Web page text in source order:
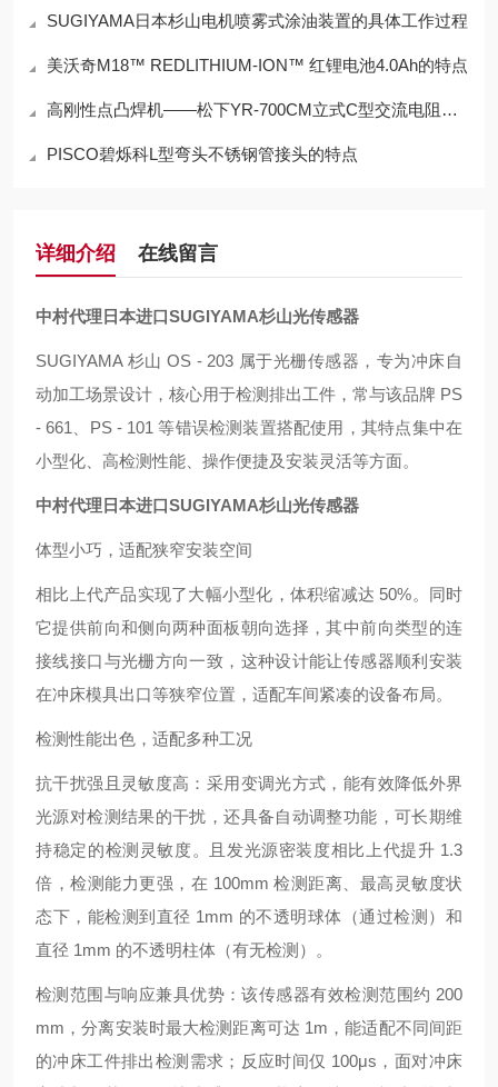
SUGIYAMA日本杉山电机喷雾式涂油装置的具体工作过程
美沃奇M18™ REDLITHIUM-ION™ 红锂电池4.0Ah的特点
高刚性点凸焊机——松下YR-700CM立式C型交流电阻焊机
PISCO碧烁科L型弯头不锈钢管接头的特点
详细介绍 在线留言
中村代理日本进口SUGIYAMA杉山光传感器
SUGIYAMA 杉山 OS - 203 属于光栅传感器，专为冲床自
动加工场景设计，核心用于检测排出工件，常与该品牌 PS
- 661、PS - 101 等错误检测装置搭配使用，其特点集中在
小型化、高检测性能、操作便捷及安装灵活等方面。
中村代理日本进口SUGIYAMA杉山光传感器
体型小巧，适配狭窄安装空间
相比上代产品实现了大幅小型化，体积缩减达 50%。同时
它提供前向和侧向两种面板朝向选择，其中前向类型的连
接线接口与光栅方向一致，这种设计能让传感器顺利安装
在冲床模具出口等狭窄位置，适配车间紧凑的设备布局。
检测性能出色，适配多种工况
抗干扰强且灵敏度高：采用变调光方式，能有效降低外界
光源对检测结果的干扰，还具备自动调整功能，可长期维
持稳定的检测灵敏度。且发光源密装度相比上代提升 1.3
倍，检测能力更强，在 100mm 检测距离、最高灵敏度状
态下，能检测到直径 1mm 的不透明球体（通过检测）和
直径 1mm 的不透明柱体（有无检测）。
检测范围与响应兼具优势：该传感器有效检测范围约 200
mm，分离安装时最大检测距离可达 1m，能适配不同间距
的冲床工件排出检测需求；反应时间仅 100μs，面对冲床